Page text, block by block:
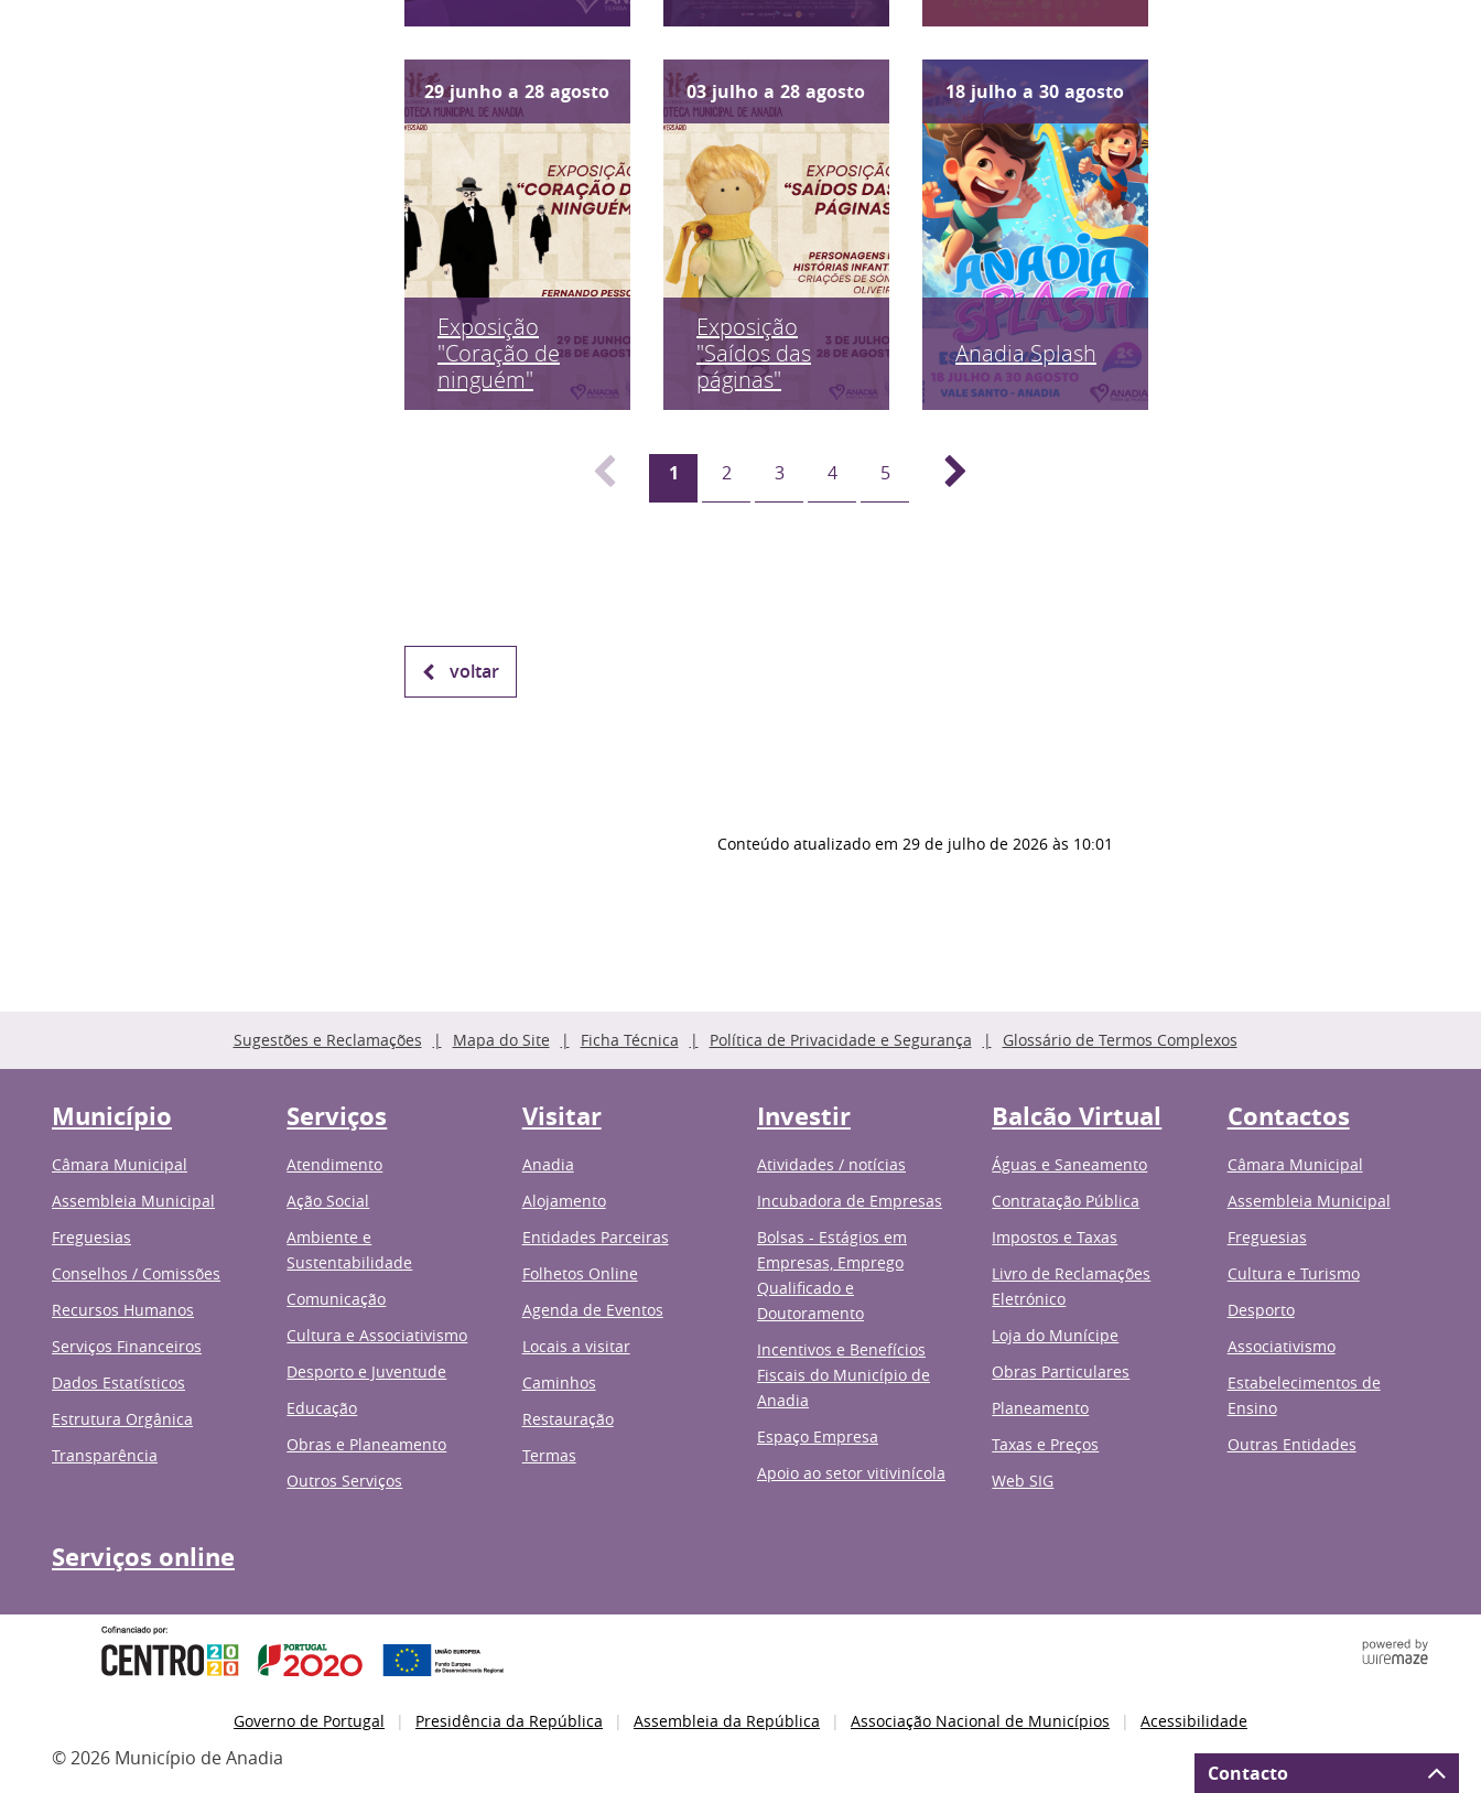
29 junho a 28 agosto
Exposição
"Coração de
ninguém"
03 julho a 28 agosto
Exposição
"Saídos das
páginas"
18 julho a 30 agosto
Anadia Splash
1 2 3 4 5
voltar
Conteúdo atualizado em 29 de julho de 2026 às 10:01
Sugestões e Reclamações Mapa do Site Ficha Técnica Política de Privacidade e Segurança Glossário de Termos Complexos
Município
Câmara Municipal
Assembleia Municipal
Freguesias
Conselhos / Comissões
Recursos Humanos
Serviços Financeiros
Dados Estatísticos
Estrutura Orgânica
Transparência
Serviços
Atendimento
Ação Social
Ambiente e
Sustentabilidade
Comunicação
Cultura e Associativismo
Desporto e Juventude
Educação
Obras e Planeamento
Outros Serviços
Visitar
Anadia
Alojamento
Entidades Parceiras
Folhetos Online
Agenda de Eventos
Locais a visitar
Caminhos
Restauração
Termas
Investir
Atividades / notícias
Incubadora de Empresas
Bolsas - Estágios em
Empresas, Emprego
Qualificado e
Doutoramento
Incentivos e Benefícios
Fiscais do Município de
Anadia
Espaço Empresa
Apoio ao setor vitivinícola
Balcão Virtual
Águas e Saneamento
Contratação Pública
Impostos e Taxas
Livro de Reclamações
Eletrónico
Loja do Munícipe
Obras Particulares
Planeamento
Taxas e Preços
Web SIG
Contactos
Câmara Municipal
Assembleia Municipal
Freguesias
Cultura e Turismo
Desporto
Associativismo
Estabelecimentos de
Ensino
Outras Entidades
Serviços online
Governo de Portugal Presidência da República Assembleia da República Associação Nacional de Municípios Acessibilidade
© 2026 Município de Anadia
Contacto